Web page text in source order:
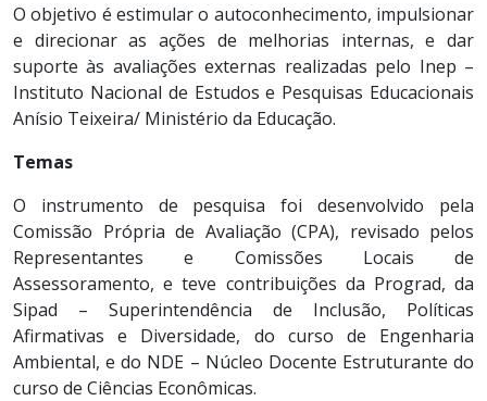
O objetivo é estimular o autoconhecimento, impulsionar
e direcionar as ações de melhorias internas, e dar
suporte às avaliações externas realizadas pelo Inep –
Instituto Nacional de Estudos e Pesquisas Educacionais
Anísio Teixeira/ Ministério da Educação.
Temas
O instrumento de pesquisa foi desenvolvido pela
Comissão Própria de Avaliação (CPA), revisado pelos
Representantes e Comissões Locais de
Assessoramento, e teve contribuições da Prograd, da
Sipad – Superintendência de Inclusão, Políticas
Afirmativas e Diversidade, do curso de Engenharia
Ambiental, e do NDE – Núcleo Docente Estruturante do
curso de Ciências Econômicas.